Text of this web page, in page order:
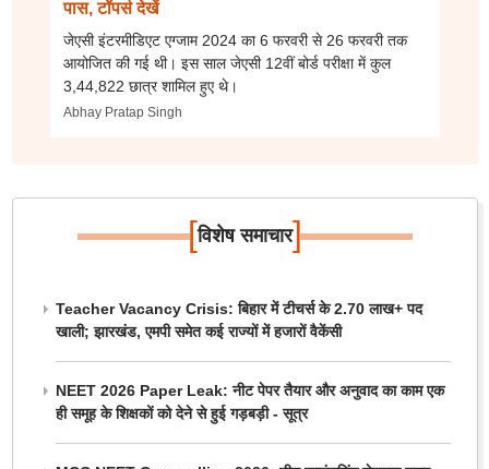
पास, टॉपर्स देखें
जेएसी इंटरमीडिएट एग्जाम 2024 का 6 फरवरी से 26 फरवरी तक
आयोजित की गई थी। इस साल जेएसी 12वीं बोर्ड परीक्षा में कुल
3,44,822 छात्र शामिल हुए थे।
Abhay Pratap Singh
[विशेष समाचार]
Teacher Vacancy Crisis: बिहार में टीचर्स के 2.70 लाख+ पद
खाली; झारखंड, एमपी समेत कई राज्यों में हजारों वैकेंसी
NEET 2026 Paper Leak: नीट पेपर तैयार और अनुवाद का काम एक
ही समूह के शिक्षकों को देने से हुई गड़बड़ी - सूत्र